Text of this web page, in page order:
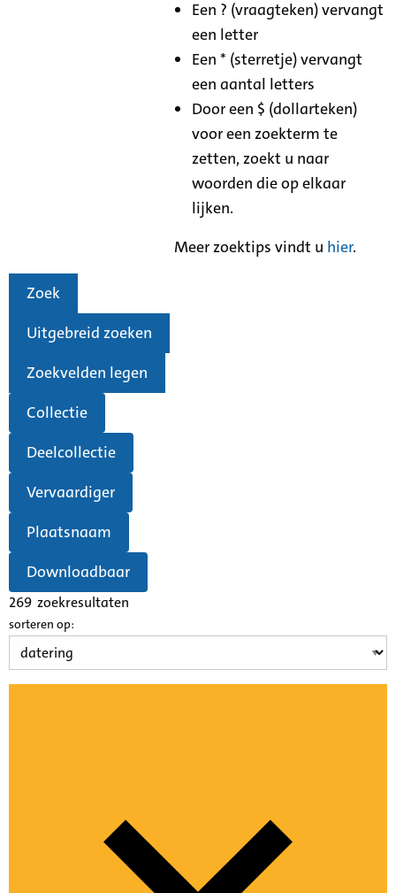
Een ? (vraagteken) vervangt
een letter
Een * (sterretje) vervangt
een aantal letters
Door een $ (dollarteken)
voor een zoekterm te
zetten, zoekt u naar
woorden die op elkaar
lijken.
Meer zoektips vindt u hier.
Zoek
Uitgebreid zoeken
Zoekvelden legen
Collectie
Deelcollectie
Vervaardiger
Plaatsnaam
Downloadbaar
269 zoekresultaten
sorteren op: